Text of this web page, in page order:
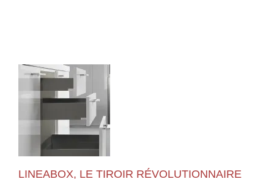
LINEABOX, LE TIROIR RÉVOLUTIONNAIRE